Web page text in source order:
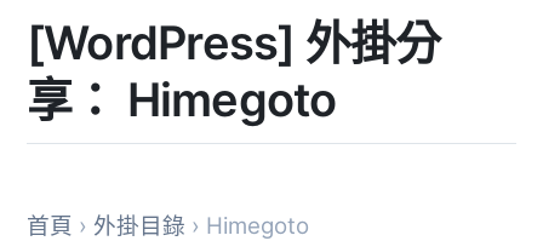
[WordPress] 外掛分
享： Himegoto
首頁 › 外掛目錄 › Himegoto